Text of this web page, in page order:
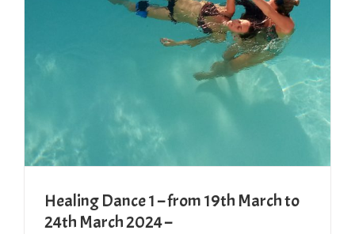
Healing Dance 1 – from 19th March to
24th March 2024 –